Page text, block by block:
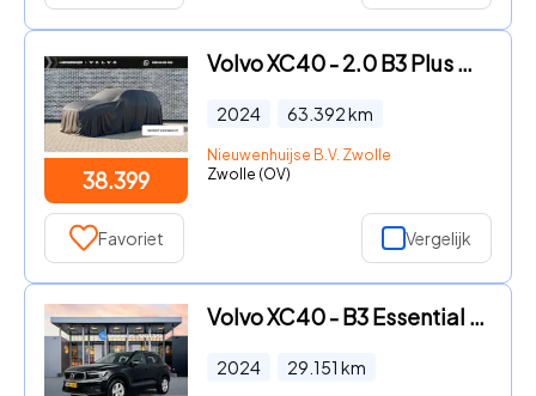
38.399
Volvo XC40 - 2.0 B3 Plus Dark | Adaptieve Cruise Control | Parkeercamera
2024 63.392km
Nieuwenhuijse B.V. Zwolle
Zwolle (OV)
Favoriet Vergelijk
Volvo XC40 - B3 Essential | 17" | Google | Adaptieve Cruise | BLIS | Park
2024 29.151 km